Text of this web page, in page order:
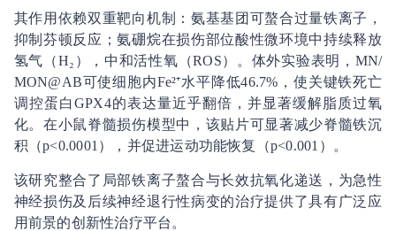
其作用依赖双重靶向机制：氨基基团可螯合过量铁离子，
抑制芬顿反应；氨硼烷在损伤部位酸性微环境中持续释放
氢气（H₂），中和活性氧（ROS）。体外实验表明，MN/
MON@AB可使细胞内Fe²⁺水平降低46.7%，使关键铁死亡
调控蛋白GPX4的表达量近乎翻倍，并显著缓解脂质过氧
化。在小鼠脊髓损伤模型中，该贴片可显著减少脊髓铁沉
积（p<0.0001），并促进运动功能恢复（p<0.001）。
该研究整合了局部铁离子螯合与长效抗氧化递送，为急性
神经损伤及后续神经退行性病变的治疗提供了具有广泛应
用前景的创新性治疗平台。